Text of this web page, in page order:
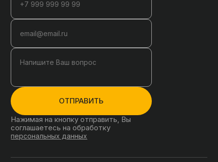
ОТПРАВИТЬ
Нажимая на кнопку отправить, Вы
соглашаетесь на обработку
персональных данных